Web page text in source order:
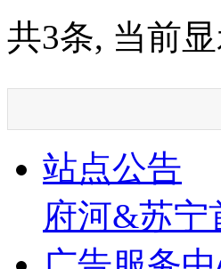
共3条, 当前
站点公告
府河&苏宁